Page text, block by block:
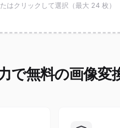
はクリックして選択（最大 24 枚）
で無料の画像変